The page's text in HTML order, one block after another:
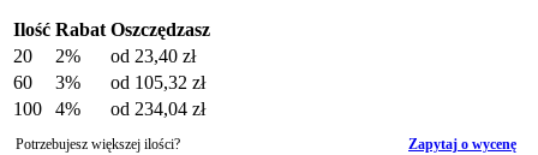
Ilość Rabat Oszczędzasz
20
2% od 23,40 zł
60
3% od 105,32 zł
100
4% od 234,04 zł
Potrzebujesz większej ilości? Zapytaj o wycenę